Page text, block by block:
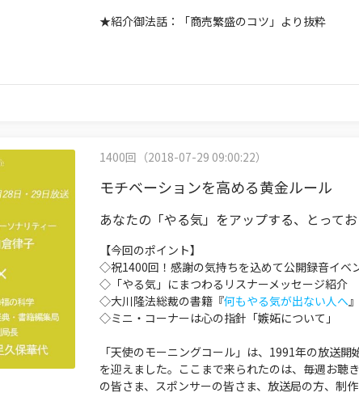
★紹介御法話：「商売繁盛のコツ」より抜粋
1400回（2018-07-29 09:00:22）
モチベーションを高める黄金ルール
あなたの「やる気」をアップする、とって
【今回のポイント】
◇祝1400回！感謝の気持ちを込めて公開録音イベ
◇「やる気」にまつわるリスナーメッセージ紹介
◇大川隆法総裁の書籍『何もやる気が出ない人へ
◇ミニ・コーナーは心の指針「嫉妬について」
「天使のモーニングコール」は、1991年の放送
を迎えました。ここまで来られたのは、毎週お聴
の皆さま、スポンサーの皆さま、放送局の方、制作